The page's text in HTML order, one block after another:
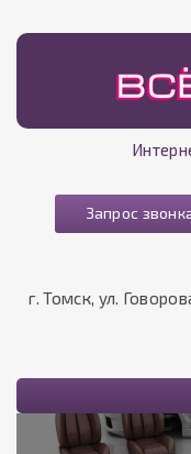
Запрос
г. Томск, ул.